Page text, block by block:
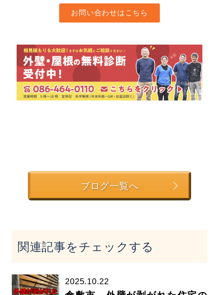
お問い合わせはこちら
ブログ一覧へ
関連記事をチェックする
2025.10.22